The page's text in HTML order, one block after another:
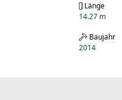
Länge
14.27 m
Baujahr
2014